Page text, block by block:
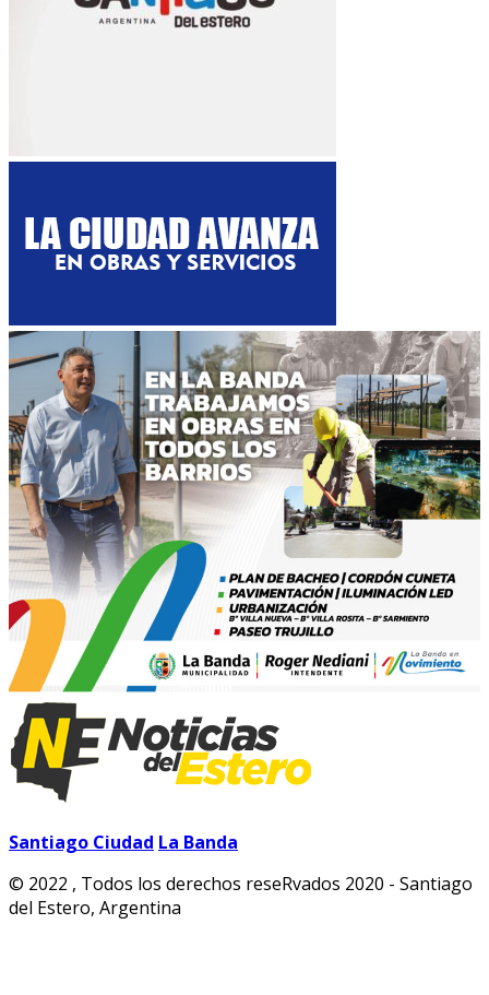
Santiago Ciudad La Banda
© 2022 , Todos los derechos reseRvados 2020 - Santiago
del Estero, Argentina